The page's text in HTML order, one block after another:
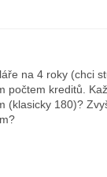
na 4 roky (chci
počtem kreditů.
(klasicky 180)?